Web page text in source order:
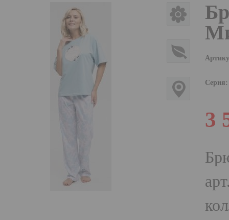
Серия:
3